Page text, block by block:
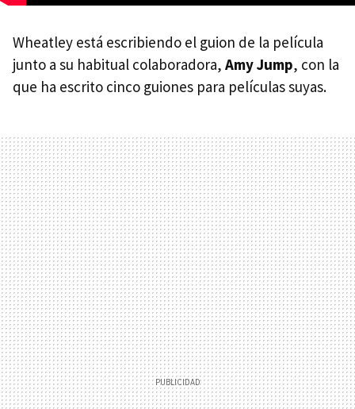
Wheatley está escribiendo el guion de la película
junto a su habitual colaboradora, Amy Jump, con la
que ha escrito cinco guiones para películas suyas.